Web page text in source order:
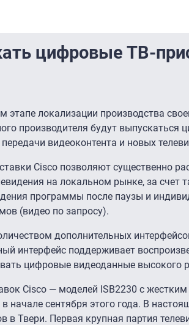
цифровые ТВ-
локализации производства
производителя будут выпускаться
видеоконтента и новых
Cisco позволяют существенно
на локальном рынке, за счет
программы после паузы и
(видео по запросу).
дополнительных
интерфейс поддерживает
цифровые видеоданные высокого
Cisco — моделей ISB2230 с
начале сентября этого года. В
в Твери. Первая крупная партия